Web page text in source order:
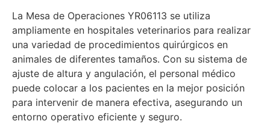
La Mesa de Operaciones YR06113 se utiliza
ampliamente en hospitales veterinarios para realizar
una variedad de procedimientos quirúrgicos en
animales de diferentes tamaños. Con su sistema de
ajuste de altura y angulación, el personal médico
puede colocar a los pacientes en la mejor posición
para intervenir de manera efectiva, asegurando un
entorno operativo eficiente y seguro.